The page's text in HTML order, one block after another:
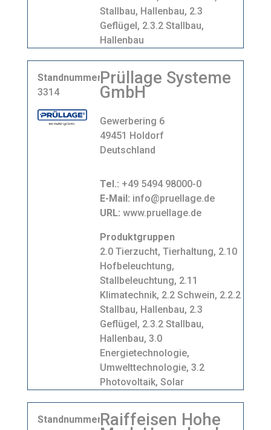
Stallbau, Hallenbau, 2.3
Geflügel, 2.3.2 Stallbau,
Hallenbau
Standnummer
3314
Prüllage Systeme
GmbH
Gewerbering 6
49451 Holdorf
Deutschland
Tel.: +49 5494 98000-0
E-Mail: info@pruellage.de
URL: www.pruellage.de
Produktgruppen
2.0 Tierzucht, Tierhaltung, 2.10
Hofbeleuchtung,
Stallbeleuchtung, 2.11
Klimatechnik, 2.2 Schwein, 2.2.2
Stallbau, Hallenbau, 2.3
Geflügel, 2.3.2 Stallbau,
Hallenbau, 3.0
Energietechnologie,
Umwelttechnologie, 3.2
Photovoltaik, Solar
StandnummerRaiffeisen Hohe